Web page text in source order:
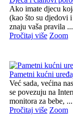
Ako imate djecu
(kao što su djedovi
znaju vaša pravila ...
Pročitaj više Zoom
Pametni kućni
Već sada, većina
se povezuju na
monitora za bebe, ...
Pročitaj više Zoom